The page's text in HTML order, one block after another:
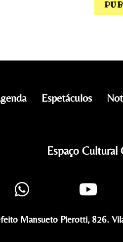
Espetáculos
Espaço
Mansueto Pierotti, 826.